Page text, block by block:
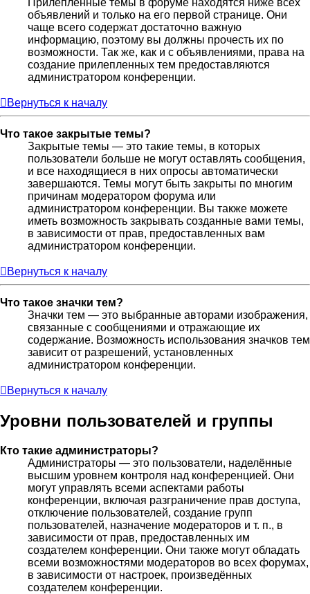
Прилепленные темы в форуме находятся ниже всех
объявлений и только на его первой странице. Они
чаще всего содержат достаточно важную
информацию, поэтому вы должны прочесть их по
возможности. Так же, как и с объявлениями, права на
создание прилепленных тем предоставляются
администратором конференции.
Вернуться к началу
Что такое закрытые темы?
Закрытые темы — это такие темы, в которых
пользователи больше не могут оставлять сообщения,
и все находящиеся в них опросы автоматически
завершаются. Темы могут быть закрыты по многим
причинам модератором форума или
администратором конференции. Вы также можете
иметь возможность закрывать созданные вами темы,
в зависимости от прав, предоставленных вам
администратором конференции.
Вернуться к началу
Что такое значки тем?
Значки тем — это выбранные авторами изображения,
связанные с сообщениями и отражающие их
содержание. Возможность использования значков тем
зависит от разрешений, установленных
администратором конференции.
Вернуться к началу
Уровни пользователей и группы
Кто такие администраторы?
Администраторы — это пользователи, наделённые
высшим уровнем контроля над конференцией. Они
могут управлять всеми аспектами работы
конференции, включая разграничение прав доступа,
отключение пользователей, создание групп
пользователей, назначение модераторов и т. п., в
зависимости от прав, предоставленных им
создателем конференции. Они также могут обладать
всеми возможностями модераторов во всех форумах,
в зависимости от настроек, произведённых
создателем конференции.